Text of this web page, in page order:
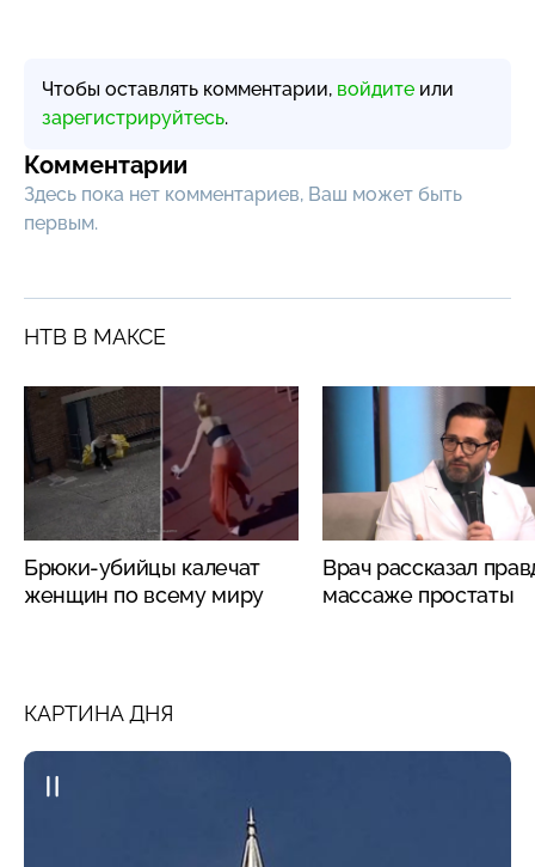
Чтобы оставлять комментарии, войдите или
зарегистрируйтесь.
Комментарии
Здесь пока нет комментариев, Ваш может быть
первым.
НТВ В МАКСЕ
Брюки-убийцы калечат
женщин по всему миру
Врач рассказал
массаже простаты
КАРТИНА ДНЯ